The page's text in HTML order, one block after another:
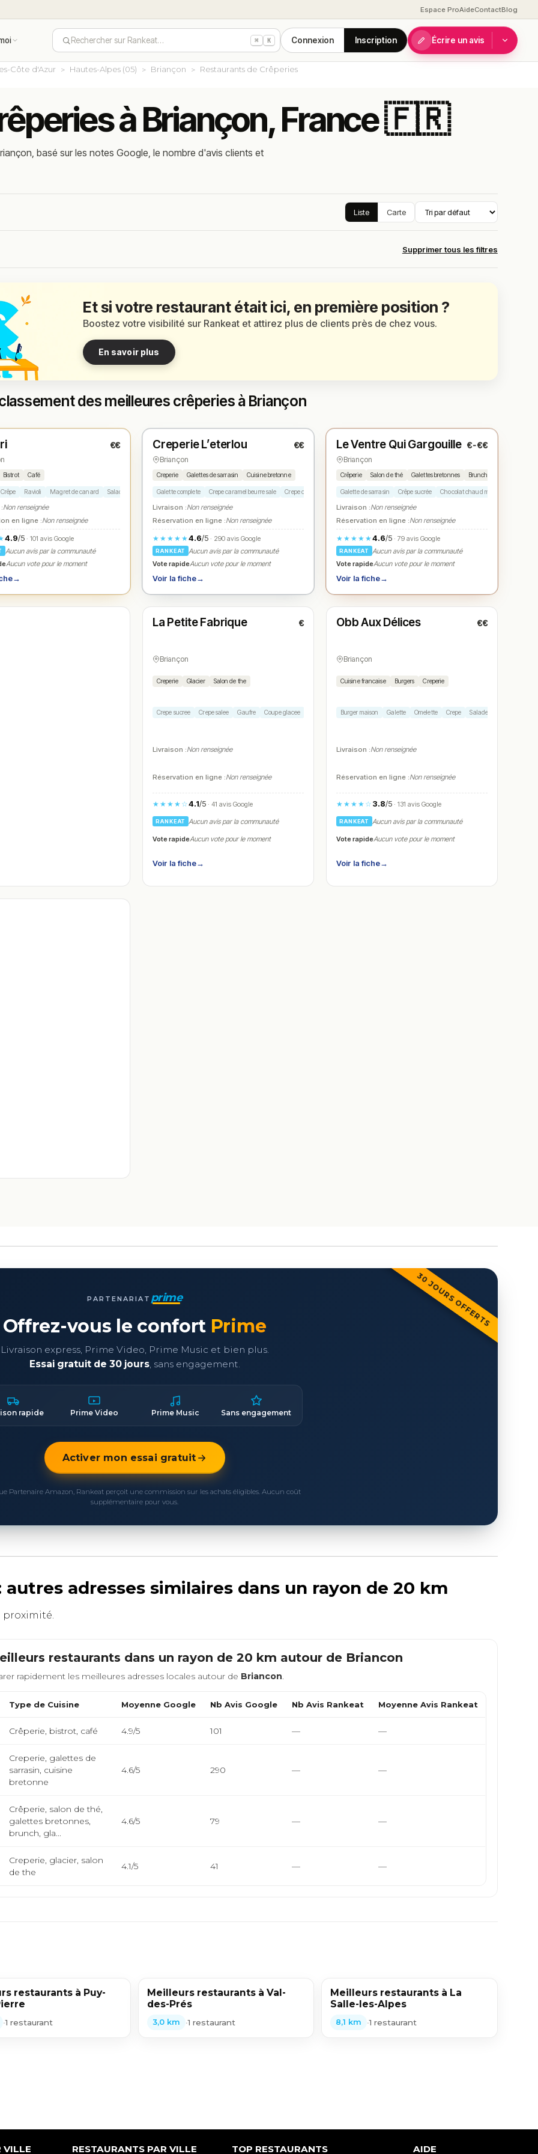
Espace ProAideContactBlog
Rechercher sur Rankeat… ⌘ K Connexion Inscription Écrire un avis
Côte d'Azur Hautes-Alpes (05) Briançon Restaurants de Crêperies
à Briançon, France 🇫🇷
basé sur les notes Google, le nombre d'avis clients et
Liste Carte
Supprimer tous les filtres
Et si votre restaurant était ici, en première position ?
Boostez votre visibilité sur Rankeat et attirez plus de clients près de chez vous.
En savoir plus
des meilleures crêperies à Briançon
€€
Bistrot Café
Crêpe Ravioli Magret de canard Salade
Non renseignée
en ligne :Non renseignée
4.9/5· 101 avis Google
Aucun avis par la communauté
Aucun vote pour le moment
→
★ N° 2
Creperie L’eterlou €€
Briançon
Creperie Galettes de sarrasin Cuisine bretonne
Galette complete Crepe caramel beurre sale Crepe chocolat Galette savoyarde Salade
Livraison :Non renseignée
Réservation en ligne :Non renseignée
★★★★★4.6/5· 290 avis Google
RANKEAT
Aucun avis par la communauté
Vote rapideAucun vote pour le moment
Voir la fiche→
★ N° 3
Le Ventre Qui Gargouille €-€€
Briançon
Crêperie Salon de thé Galettes bretonnes Brunch
Galette de sarrasin Crêpe sucrée Chocolat chaud maison
Livraison :Non renseignée
Réservation en ligne :Non renseignée
★★★★★4.6/5 · 79 avis Google
RANKEAT
Aucun avis par la communauté
Vote rapideAucun vote pour le moment
Voir la fiche→
N° 4
Fermé
La Petite Fabrique €
Briançon
Creperie Glacier Salon de the
Crepe sucree Crepe salee Gaufre Coupe glacee
Livraison :Non renseignée
Réservation en ligne :Non renseignée
★★★★☆4.1/5· 41 avis Google
RANKEAT Aucun avis par la communauté
Vote rapideAucun vote pour le moment
Voir la fiche→
N° 5
Fermé
Obb Aux Délices €€
Briançon
Cuisine francaise Burgers Creperie
Burger maison Galette Omelette Crepe Salade composee
Livraison :Non renseignée
Réservation en ligne :Non renseignée
★★★★☆ 3.8/5 · 131 avis Google
RANKEAT Aucun avis par la communauté
Vote rapideAucun vote pour le moment
Voir la fiche→
30 JOURS OFFERTS
PARTENARIAT prime
Offrez-vous le confort Prime
Livraison express, Prime Video, Prime Music et bien plus.
Essai gratuit de 30 jours, sans engagement.
rapide Prime Video Prime Music Sans engagement
Activer mon essai gratuit
Partenaire Amazon, Rankeat perçoit une commission sur les achats éligibles. Aucun coût
supplémentaire pour vous.
adresses similaires dans un rayon de 20 km
proximité.
restaurants dans un rayon de 20 km autour de Briancon
rapidement les meilleures adresses locales autour de Briancon.
Type de Cuisine Moyenne Google Nb Avis Google Nb Avis Rankeat Moyenne Avis Rankeat
Crêperie, bistrot, café 4.9/5 101 — —
Creperie, galettes de
sarrasin, cuisine
bretonne
4.6/5 290 — —
Crêperie, salon de thé,
galettes bretonnes,
brunch, gla...
4.6/5 79 — —
Creperie, glacier, salon
de the
4.1/5 41 — —
restaurants à Puy-
•1 restaurant
Meilleurs restaurants à Val-
des-Prés
3,0 km •1 restaurant
Meilleurs restaurants à La
Salle-les-Alpes
8,1 km •1 restaurant
VILLE RESTAURANTS PAR VILLE TOP RESTAURANTS AIDE